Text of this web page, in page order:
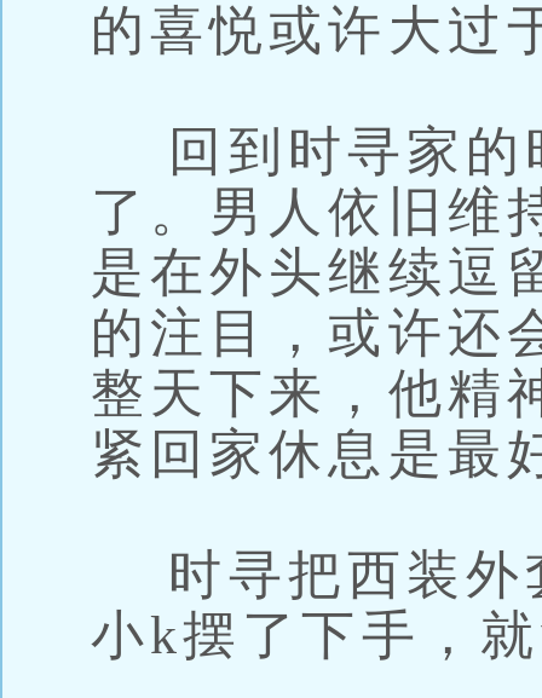
的喜悦或许大过
回到时寻家的
了。男人依旧维
是在外头继续逗
的注目，或许还
整天下来，他精
紧回家休息是最
时寻把西装外
小k摆了下手，